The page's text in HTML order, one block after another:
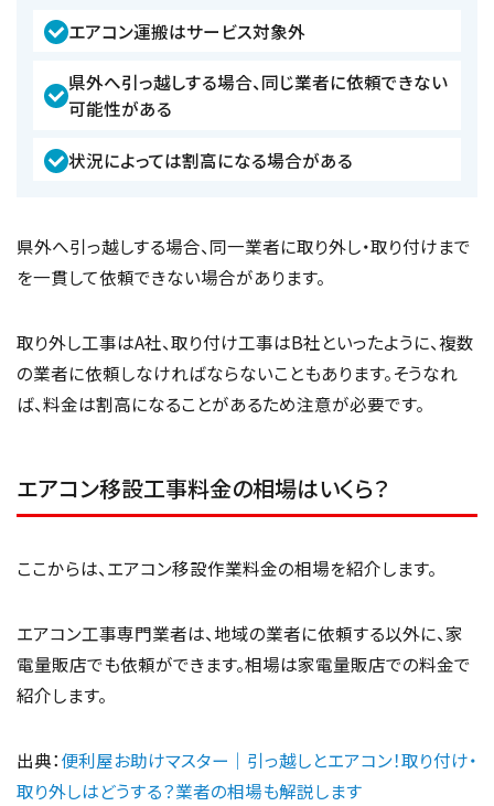
エアコン運搬はサービス対象外
県外へ引っ越しする場合、同じ業者に依頼できない
可能性がある
状況によっては割高になる場合がある
県外へ引っ越しする場合、同一業者に取り外し・取り付けまで
を一貫して依頼できない場合があります。
取り外し工事はA社、取り付け工事はB社といったように、複数
の業者に依頼しなければならないこともあります。そうなれ
ば、料金は割高になることがあるため注意が必要です。
エアコン移設工事料金の相場はいくら？
ここからは、エアコン移設作業料金の相場を紹介します。
エアコン工事専門業者は、地域の業者に依頼する以外に、家
電量販店でも依頼ができます。相場は家電量販店での料金で
紹介します。
出典：便利屋お助けマスター｜引っ越しとエアコン！取り付け・
取り外しはどうする？業者の相場も解説します